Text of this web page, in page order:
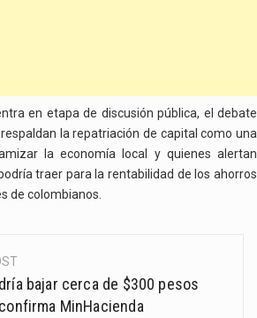
en etapa de discusión pública, el debate
la repatriación de capital como una
la economía local y quienes alertan
traer para la rentabilidad de los ahorros
de colombianos.
bajar cerca de $300 pesos
MinHacienda